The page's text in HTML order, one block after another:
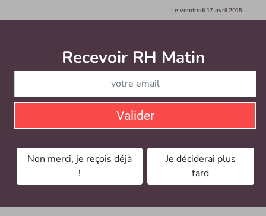
Le vendredi 17 avril 2015
Vidéo - Votre plan de formation est-il compatible
Recevoir RH Matin
Valider
Non merci, je reçois déjà
!
Je déciderai plus
tard